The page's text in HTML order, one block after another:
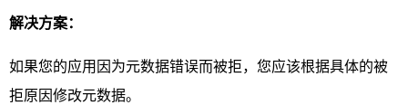
解决方案：
如果您的应用因为元数据错误而被拒，您应该根据具体的被
拒原因修改元数据。